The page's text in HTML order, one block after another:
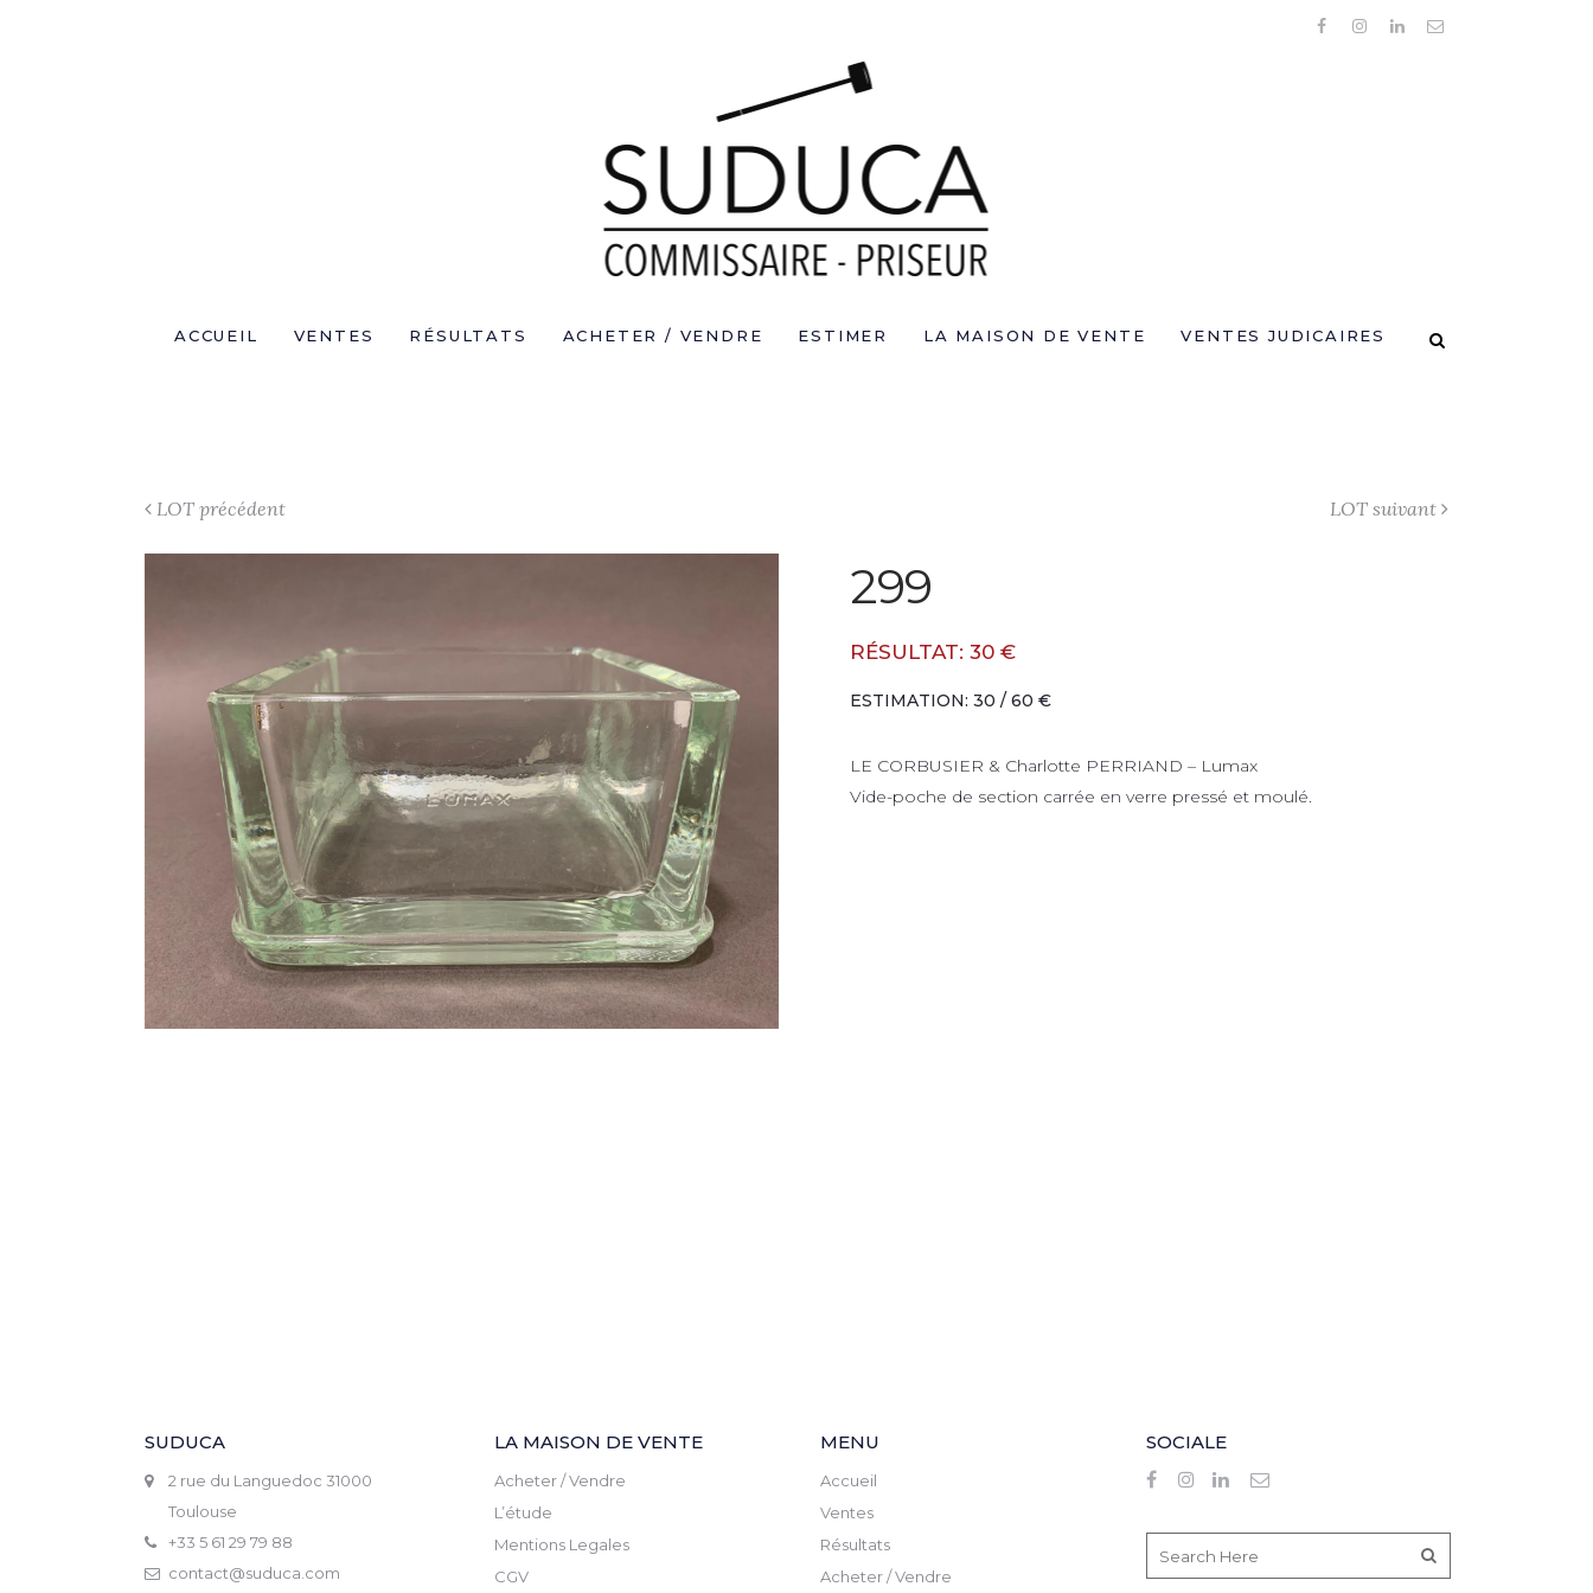
ACCUEIL VENTES RÉSULTATS ACHETER / VENDRE ESTIMER LA MAISON DE VENTE VENTES JUDICAIRES
LOT précédent LOT suivant
299
RÉSULTAT: 30 €
ESTIMATION: 30 / 60 €
LE CORBUSIER & Charlotte PERRIAND – Lumax
Vide-poche de section carrée en verre pressé et moulé.
SUDUCA
2 rue du Languedoc 31000
Toulouse
+33 5 61 29 79 88
contact@suduca.com
LA MAISON DE VENTE
Acheter / Vendre
L’étude
Mentions Legales
CGV
MENU
Accueil
Ventes
Résultats
Acheter / Vendre
SOCIALE